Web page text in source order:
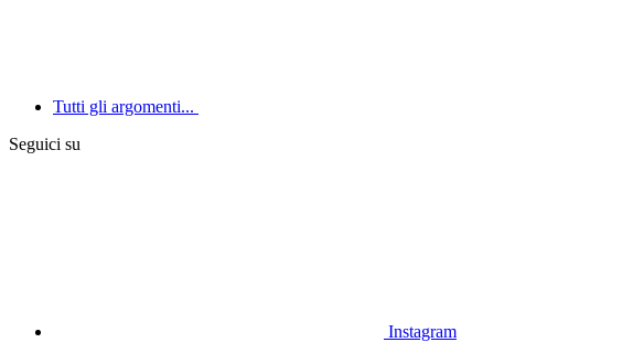
Tutti gli argomenti...
Seguici su
Instagram